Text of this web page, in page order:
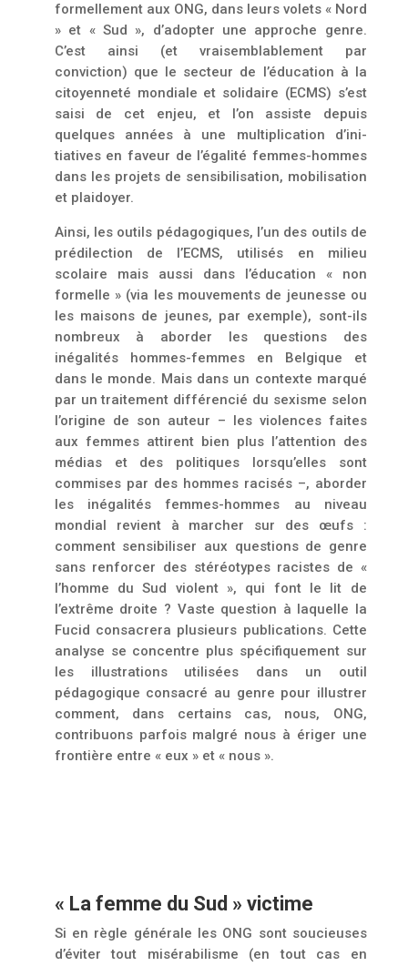
formellement aux ONG, dans leurs volets « Nord
» et « Sud », d’adopter une approche genre.
C’est ainsi (et vraisem­blablement par
conviction) que le secteur de l’éducation à la
citoyenneté mondiale et solidaire (ECMS) s’est
saisi de cet enjeu, et l’on assiste depuis
quelques années à une multiplication d’ini­
tiatives en faveur de l’égalité femmes-hommes
dans les projets de sensibilisation, mobilisation
et plaidoyer.
Ainsi, les outils pédagogiques, l’un des outils de
prédilection de l’ECMS, utilisés en milieu
scolaire mais aussi dans l’éducation « non
formelle » (via les mouvements de jeunesse ou
les maisons de jeunes, par exemple), sont-ils
nombreux à aborder les questions des
inégalités hommes-femmes en Belgique et
dans le monde. Mais dans un contexte marqué
par un traitement dif­férencié du sexisme selon
l’origine de son auteur – les violences faites
aux femmes attirent bien plus l’attention des
médias et des politiques lorsqu’elles sont
commises par des hommes racisés –, aborder
les inégalités femmes-hommes au niveau
mondial revient à marcher sur des œufs :
comment sensibiliser aux questions de genre
sans renforcer des stéréotypes racistes de «
l’homme du Sud violent », qui font le lit de
l’extrême droite ? Vaste question à laquelle la
Fucid consacrera plusieurs publications. Cette
analyse se concentre plus spécifiquement sur
les illustrations utilisées dans un outil
pédagogique consacré au genre pour illustrer
comment, dans certains cas, nous, ONG,
contribuons parfois malgré nous à ériger une
frontière entre « eux » et « nous ».
« La femme du Sud » victime
Si en règle générale les ONG sont soucieuses
d’éviter tout misérabilisme (en tout cas en